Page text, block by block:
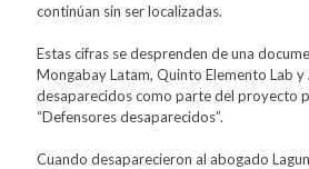
continúan sin ser localizadas.
Estas cifras se desprenden de una
Mongabay Latam, Quinto Elemento Lab
desaparecidos como parte del proyecto
“Defensores desaparecidos”.
Cuando desaparecieron al abogado